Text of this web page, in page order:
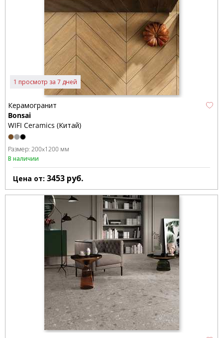
1 просмотр за 7 дней
Керамогранит
Bonsai
WIFI Ceramics (Китай)
Размер: 200x1200 мм
В наличии
Цена от: 3453 руб.